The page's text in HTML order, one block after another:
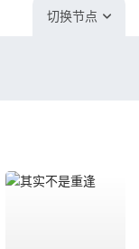
切换节点